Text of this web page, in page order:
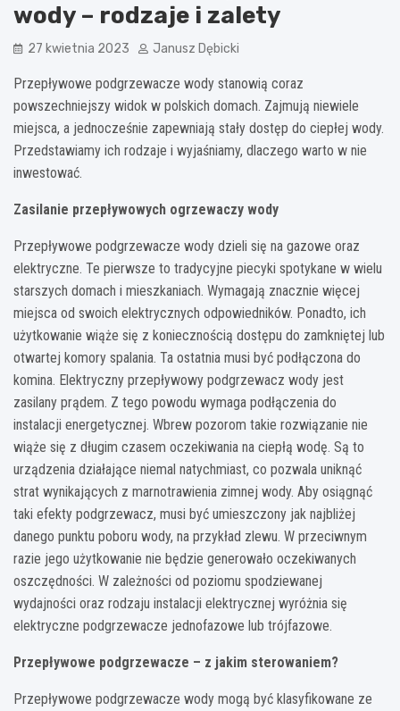
wody – rodzaje i zalety
27 kwietnia 2023 Janusz Dębicki
Przepływowe podgrzewacze wody stanowią coraz
powszechniejszy widok w polskich domach. Zajmują niewiele
miejsca, a jednocześnie zapewniają stały dostęp do ciepłej wody.
Przedstawiamy ich rodzaje i wyjaśniamy, dlaczego warto w nie
inwestować.
Zasilanie przepływowych ogrzewaczy wody
Przepływowe podgrzewacze wody dzieli się na gazowe oraz
elektryczne. Te pierwsze to tradycyjne piecyki spotykane w wielu
starszych domach i mieszkaniach. Wymagają znacznie więcej
miejsca od swoich elektrycznych odpowiedników. Ponadto, ich
użytkowanie wiąże się z koniecznością dostępu do zamkniętej lub
otwartej komory spalania. Ta ostatnia musi być podłączona do
komina. Elektryczny przepływowy podgrzewacz wody jest
zasilany prądem. Z tego powodu wymaga podłączenia do
instalacji energetycznej. Wbrew pozorom takie rozwiązanie nie
wiąże się z długim czasem oczekiwania na ciepłą wodę. Są to
urządzenia działające niemal natychmiast, co pozwala uniknąć
strat wynikających z marnotrawienia zimnej wody. Aby osiągnąć
taki efekty podgrzewacz, musi być umieszczony jak najbliżej
danego punktu poboru wody, na przykład zlewu. W przeciwnym
razie jego użytkowanie nie będzie generowało oczekiwanych
oszczędności. W zależności od poziomu spodziewanej
wydajności oraz rodzaju instalacji elektrycznej wyróżnia się
elektryczne podgrzewacze jednofazowe lub trójfazowe.
Przepływowe podgrzewacze – z jakim sterowaniem?
Przepływowe podgrzewacze wody mogą być klasyfikowane ze